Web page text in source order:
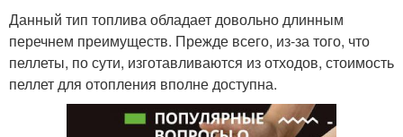
Данный тип топлива обладает довольно длинным
перечнем преимуществ. Прежде всего, из-за того, что
пеллеты, по сути, изготавливаются из отходов, стоимость
пеллет для отопления вполне доступна.